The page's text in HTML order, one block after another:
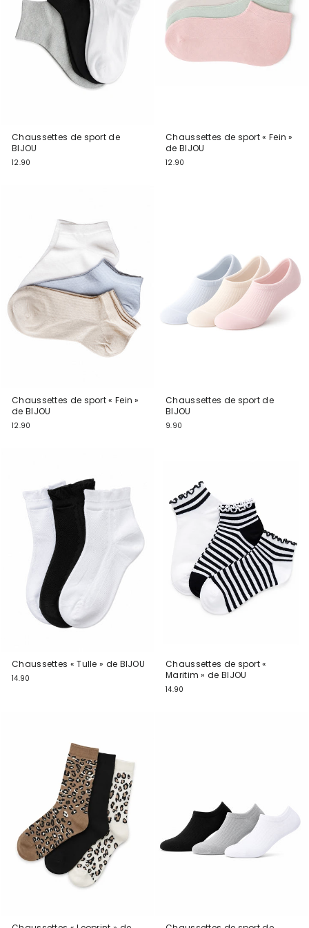
Chaussettes de sport de
BIJOU
12.90
Chaussettes de sport « Fein »
de BIJOU
12.90
Chaussettes de sport « Fein »
de BIJOU
12.90
Chaussettes de sport de
BIJOU
9.90
Chaussettes « Tulle » de BIJOU
14.90
Chaussettes de sport «
Maritim » de BIJOU
14.90